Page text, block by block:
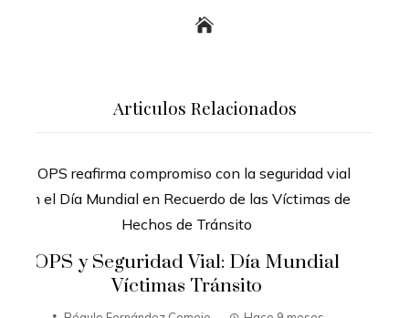
Articulos Relacionados